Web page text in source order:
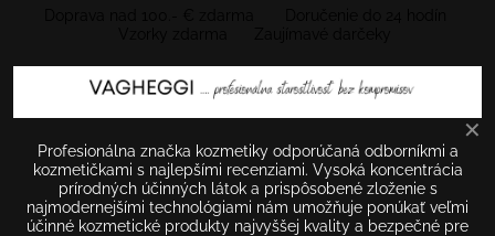
✕
Profesionálna značka kozmetiky odporúčaná odborníkmi a
kozmetičkami s najlepšími recenziami. Vysoká koncentrácia
prírodných účinných látok a prispôsobené zloženie s
najmodernejšími technológiami nám umožňuje ponúkať veľmi
účinné kozmetické produkty najvyššej kvality a bezpečné pre